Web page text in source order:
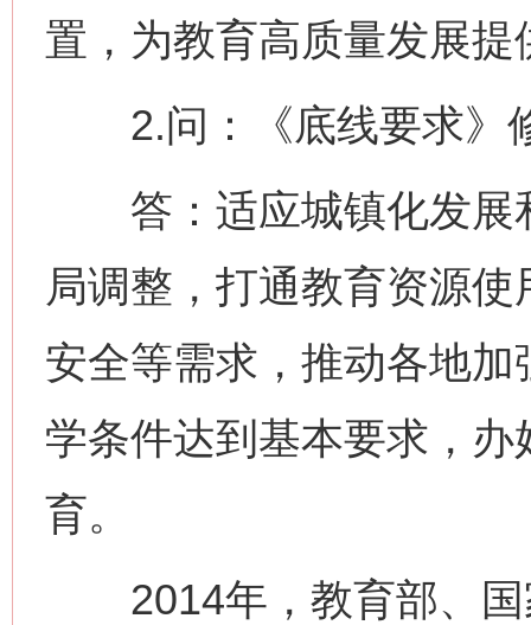
置，为教育高质量发展
2.问：《底线要求》
答：适应城镇化发展
局调整，打通教育资源
安全等需求，推动各地
学条件达到基本要求，
育。
2014年，教育部、国